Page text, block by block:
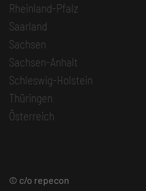
Rheinland-Pfalz
Saarland
Sachsen
Sachsen-Anhalt
Schleswig-Holstein
Thüringen
Österreich
© c/o repecon